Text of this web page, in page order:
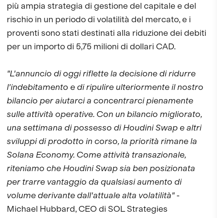
più ampia strategia di gestione del capitale e del
rischio in un periodo di volatilità del mercato, e i
proventi sono stati destinati alla riduzione dei debiti
per un importo di 5,75 milioni di dollari CAD.
"L'annuncio di oggi riflette la decisione di ridurre
l'indebitamento e di ripulire ulteriormente il nostro
bilancio per aiutarci a concentrarci pienamente
sulle attività operative. Con un bilancio migliorato,
una settimana di possesso di Houdini Swap e altri
sviluppi di prodotto in corso, la priorità rimane la
Solana Economy. Come attività transazionale,
riteniamo che Houdini Swap sia ben posizionata
per trarre vantaggio da qualsiasi aumento di
volume derivante dall'attuale alta volatilità"-
Michael Hubbard, CEO di SOL Strategies